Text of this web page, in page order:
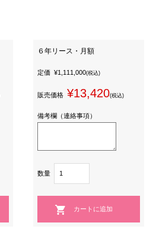
６年リース・月額
定価 ¥1,111,000(税込)
販売価格 ¥13,420(税込)
備考欄（連絡事項）
数量